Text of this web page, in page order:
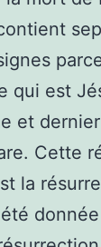
qui est
et
Cette
la